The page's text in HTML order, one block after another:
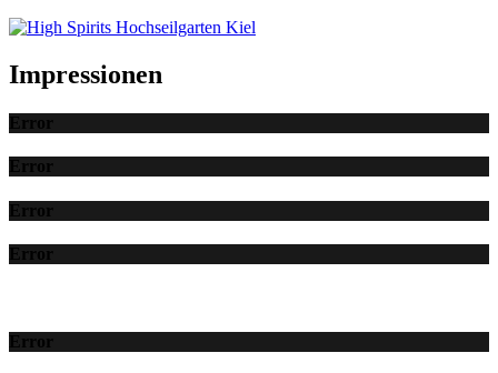
Impressionen
Error
Error
Error
Error
Error